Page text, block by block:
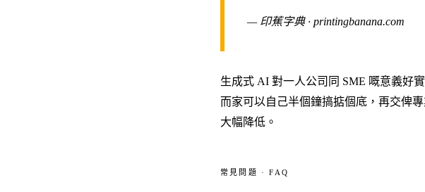
— 印蕉字典 · printingbanana.com
生成式 AI 對一人公司同 SME 嘅意義好
而家可以自己半個鐘搞掂個底，再交俾
大幅降低。
常見問題 · FAQ